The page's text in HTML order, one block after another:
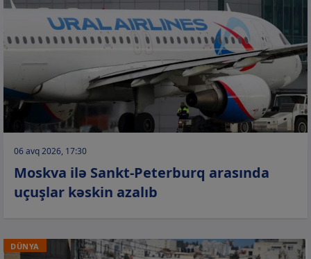
06 avq 2026, 17:30
Moskva ilə Sankt-Peterburq arasında
uçuşlar kəskin azalıb
DÜNYA